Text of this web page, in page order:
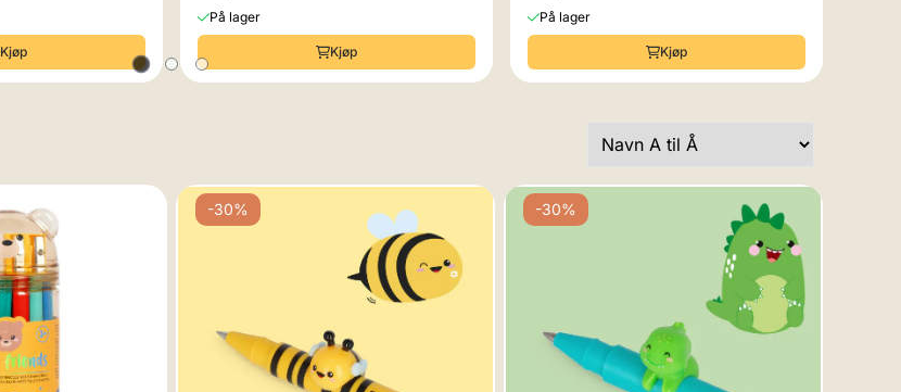
Kjøp
På lager
Kjøp
På lager
Kjøp
-30% -30%